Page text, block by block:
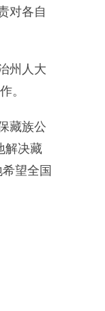
对各自
州人大
。
藏族公
解决藏
望全国